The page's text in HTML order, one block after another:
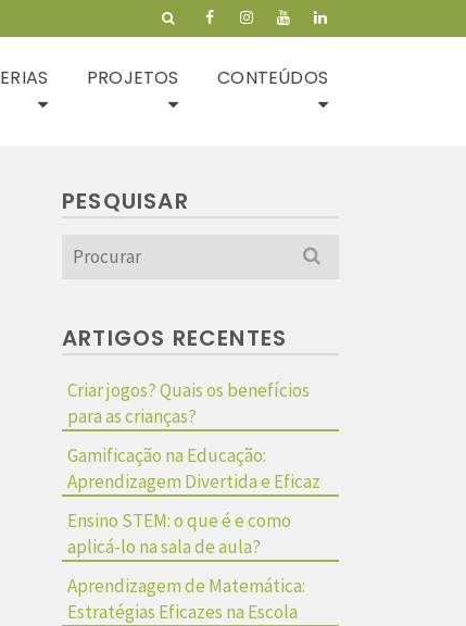
PROJETOS CONTEÚDOS
PESQUISAR
Search
for:
ARTIGOS RECENTES
Criar jogos? Quais os benefícios
para as crianças?
Gamificação na Educação:
Aprendizagem Divertida e Eficaz
Ensino STEM: o que é e como
aplicá-lo na sala de aula?
Aprendizagem de Matemática:
Estratégias Eficazes na Escola